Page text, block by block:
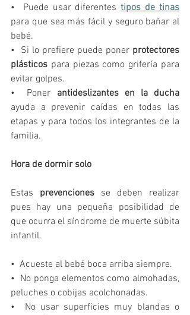
•  Puede usar diferentes tipos de tinas
para que sea más fácil y seguro bañar al
bebé.
•  Si lo prefiere puede poner protectores
plásticos para piezas como grifería para
evitar golpes.
•  Poner antideslizantes en la ducha
ayuda a prevenir caídas en todas las
etapas y para todos los integrantes de la
familia.
Hora de dormir solo
Estas prevenciones se deben realizar
pues hay una pequeña posibilidad de
que ocurra el síndrome de muerte súbita
infantil.
•  Acueste al bebé boca arriba siempre.
•  No ponga elementos como almohadas,
peluches o cobijas acolchonadas.
•  No usar superficies muy blandas o